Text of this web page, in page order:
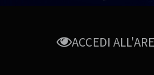
ACCEDI